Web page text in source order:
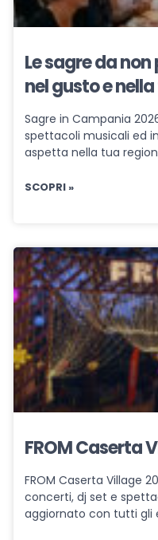
Le sagre da
nel gusto e
Sagre in Campania
spettacoli musicali ed
aspetta nella tua
SCOPRI »
FROM Caserta
FROM Caserta Village
concerti, dj set e
aggiornato con tutti gli